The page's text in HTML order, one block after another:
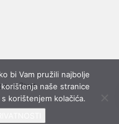
- eStart
bi Vam pružili najbolje
naše stranice
korištenjem kolačića.